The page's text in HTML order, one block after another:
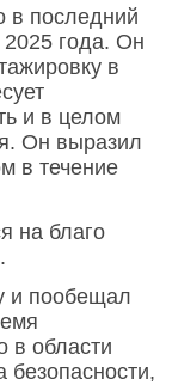
в последний
года. Он
в
и в целом
Он выразил
в течение
на благо
и пообещал
в области
безопасности,